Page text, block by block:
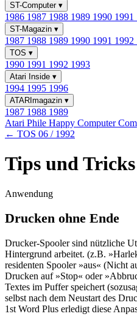
ST-Computer ▾
1986 1987 1988 1989 1990 1991
ST-Magazin ▾
1987 1988 1989 1990 1991 1992
TOS ▾
1990 1991 1992 1993
Atari Inside ▾
1994 1995 1996
ATARImagazin ▾
1987 1988 1989
Atari Phile Happy Computer
← TOS 06 / 1992
Tips und
Anwendung
Drucken ohne Ende
Drucker-Spooler sind nützliche
Hintergrund arbeitet. (z.B.
residenten Spooler »aus« (Nicht
Drucken auf »Stop« oder
Textes im Puffer speichert
selbst nach dem Neustart des
1st Word Plus erledigt diese